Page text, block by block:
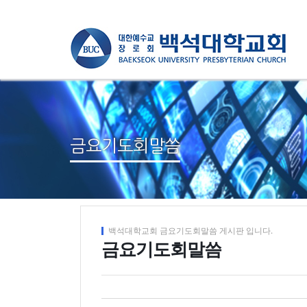
금요기도회말씀
백석대학교회 금요기도회말씀 게시판 입니다.
금요기도회말씀